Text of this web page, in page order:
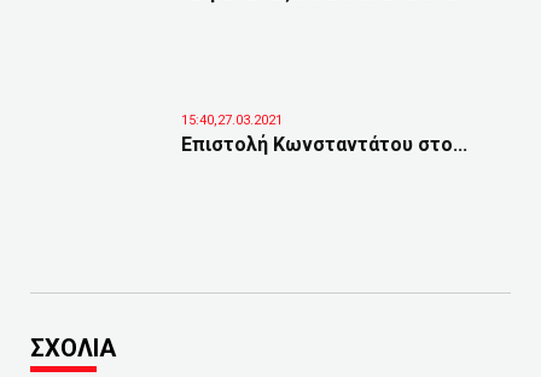
15:40,27.03.2021
Επιστολή Κωνσταντάτου στο...
ΣΧΟΛΙΑ